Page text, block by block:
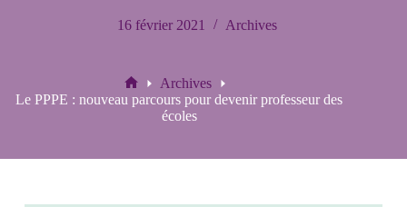
16 février 2021 Archives
Accueil
Archives
Le PPPE : nouveau parcours pour devenir professeur des
écoles